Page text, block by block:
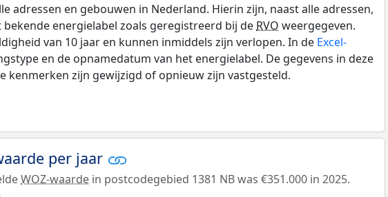
adressen en gebouwen in Nederland. Hierin zijn, naast alle adressen,
energielabel zoals geregistreerd bij de RVO weergegeven.
van 10 jaar en kunnen inmiddels zijn verlopen. In de Excel-
en de opnamedatum van het energielabel. De gegevens in deze
kenmerken zijn gewijzigd of opnieuw zijn vastgesteld.
per jaar
WOZ-waarde in postcodegebied 1381 NB was €351.000 in 2025.